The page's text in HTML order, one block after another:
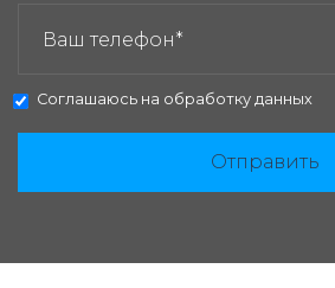
Соглашаюсь на обработку данных
Отправить